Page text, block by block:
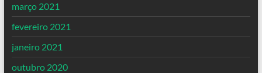
março 2021
fevereiro 2021
janeiro 2021
outubro 2020